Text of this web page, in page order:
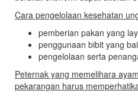
Kabupaten
Lebak
Cara pengelolaan kesehatan
pemberian pakan yang
penggunaan bibit yang
pengelolaan serta
Peternak yang memelihara
pekarangan harus